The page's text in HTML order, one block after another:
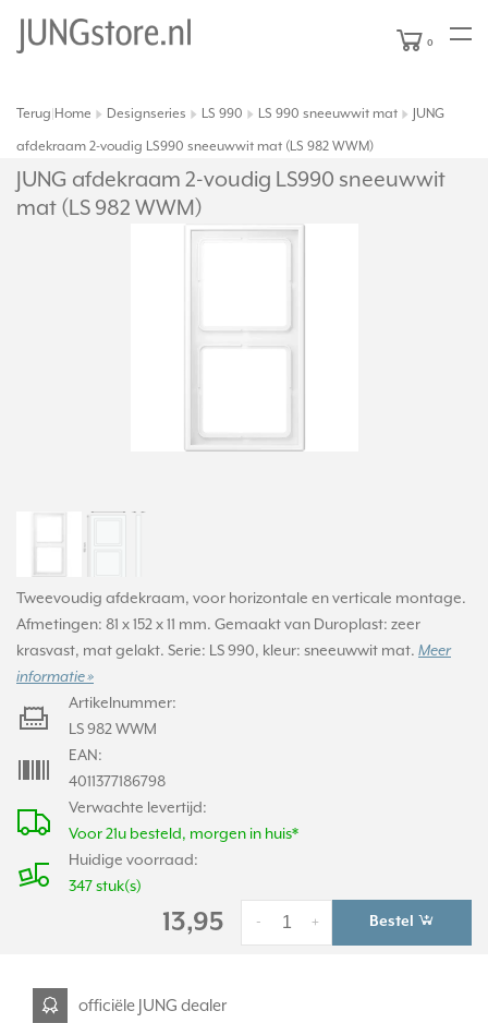
0
Terug Home Designseries LS 990 LS 990 sneeuwwit mat
JUNG
afdekraam 2-voudig LS990 sneeuwwit mat (LS 982 WWM)
JUNG afdekraam 2-voudig LS990 sneeuwwit
mat (LS 982 WWM)
Tweevoudig afdekraam, voor horizontale en verticale montage.
Afmetingen: 81 x 152 x 11 mm. Gemaakt van Duroplast: zeer
krasvast, mat gelakt. Serie: LS 990, kleur: sneeuwwit mat. Meer
informatie »
Verwachte levertijd:
Voor 21u besteld, morgen in huis*
Huidige voorraad:
347 stuk(s)
Artikelnummer:
LS 982 WWM
EAN:
4011377186798
13,95 +
- Bestel
officiële JUNG dealer